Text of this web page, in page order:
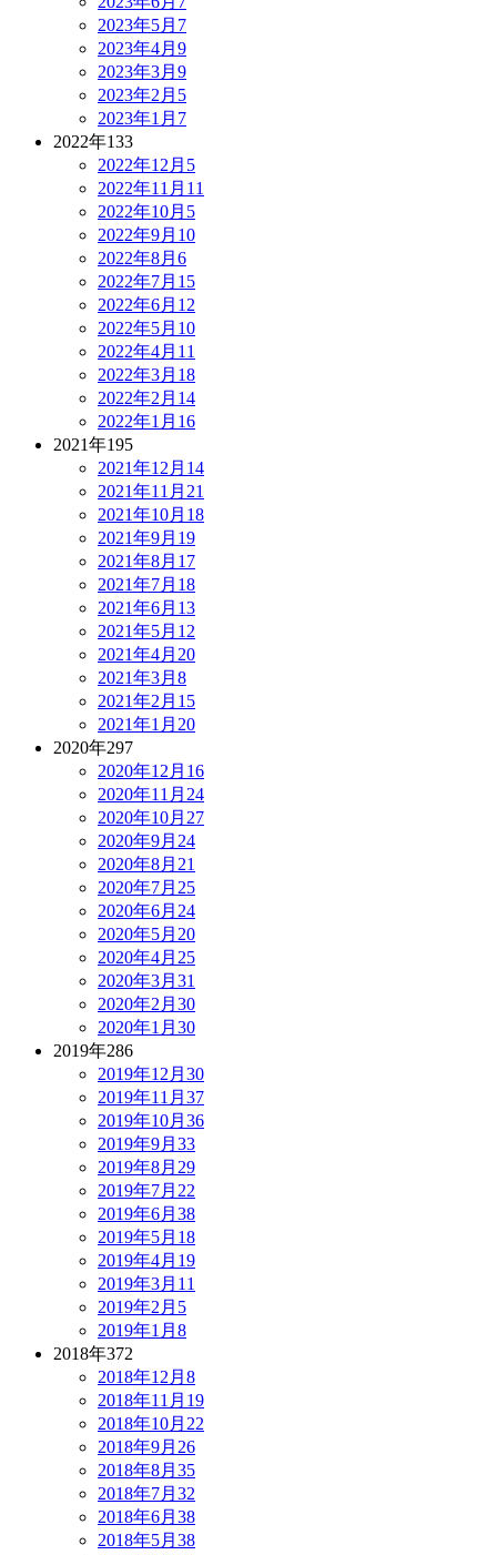
2023年5月 7
2023年4月 9
2023年3月 9
2023年2月 5
2023年1月 7
2022年133
2022年12月 5
2022年11月 11
2022年10月 5
2022年9月 10
2022年8月 6
2022年7月 15
2022年6月 12
2022年5月 10
2022年4月 11
2022年3月 18
2022年2月 14
2022年1月 16
2021年195
2021年12月 14
2021年11月 21
2021年10月 18
2021年9月 19
2021年8月 17
2021年7月 18
2021年6月 13
2021年5月 12
2021年4月 20
2021年3月 8
2021年2月 15
2021年1月 20
2020年297
2020年12月 16
2020年11月 24
2020年10月 27
2020年9月 24
2020年8月 21
2020年7月 25
2020年6月 24
2020年5月 20
2020年4月 25
2020年3月 31
2020年2月 30
2020年1月 30
2019年286
2019年12月 30
2019年11月 37
2019年10月 36
2019年9月 33
2019年8月 29
2019年7月 22
2019年6月 38
2019年5月 18
2019年4月 19
2019年3月 11
2019年2月 5
2019年1月 8
2018年372
2018年12月 8
2018年11月 19
2018年10月 22
2018年9月 26
2018年8月 35
2018年7月 32
2018年6月 38
2018年5月 38